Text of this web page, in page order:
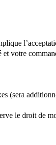
votre
(sera
le droit de